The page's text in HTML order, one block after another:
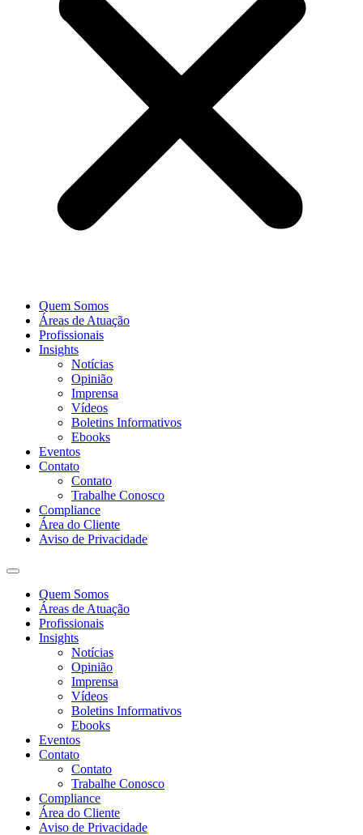
Quem Somos
Áreas de Atuação
Profissionais
Insights
Notícias
Opinião
Imprensa
Vídeos
Boletins Informativos
Ebooks
Eventos
Contato
Contato
Trabalhe Conosco
Compliance
Área do Cliente
Aviso de Privacidade
Quem Somos
Áreas de Atuação
Profissionais
Insights
Notícias
Opinião
Imprensa
Vídeos
Boletins Informativos
Ebooks
Eventos
Contato
Contato
Trabalhe Conosco
Compliance
Área do Cliente
Aviso de Privacidade